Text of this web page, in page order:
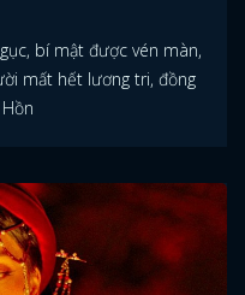
bí mật được vén màn,
mất hết lương tri, đồng